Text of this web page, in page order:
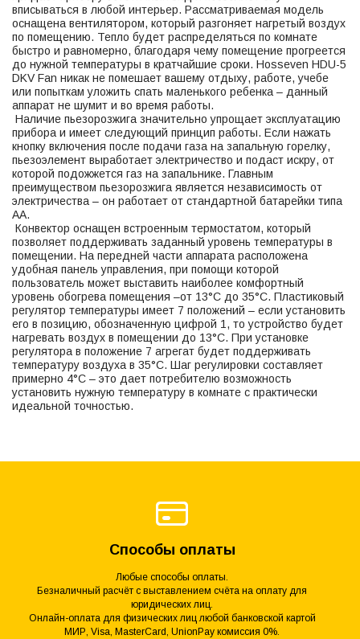
вписываться в любой интерьер. Рассматриваемая модель
оснащена вентилятором, который разгоняет нагретый воздух
по помещению. Тепло будет распределяться по комнате
быстро и равномерно, благодаря чему помещение прогреется
до нужной температуры в кратчайшие сроки. Hosseven HDU-5
DKV Fan никак не помешает вашему отдыху, работе, учебе
или попыткам уложить спать маленького ребенка – данный
аппарат не шумит и во время работы.
Наличие пьезорозжига значительно упрощает эксплуатацию
прибора и имеет следующий принцип работы. Если нажать
кнопку включения после подачи газа на запальную горелку,
пьезоэлемент выработает электричество и подаст искру, от
которой подожжется газ на запальнике. Главным
преимуществом пьезорозжига является независимость от
электричества – он работает от стандартной батарейки типа
АА.
Конвектор оснащен встроенным термостатом, который
позволяет поддерживать заданный уровень температуры в
помещении. На передней части аппарата расположена
удобная панель управления, при помощи которой
пользователь может выставить наиболее комфортный
уровень обогрева помещения –от 13°C до 35°C. Пластиковый
регулятор температуры имеет 7 положений – если установить
его в позицию, обозначенную цифрой 1, то устройство будет
нагревать воздух в помещении до 13°C. При установке
регулятора в положение 7 агрегат будет поддерживать
температуру воздуха в 35°C. Шаг регулировки составляет
примерно 4°C – это дает потребителю возможность
установить нужную температуру в комнате с практически
идеальной точностью.
Способы оплаты
Любые способы оплаты.
Безналичный расчёт с выставлением счёта на оплату для
юридических лиц.
Онлайн-оплата для физических лиц любой банковской картой
МИР, Visa, MasterCard, UnionPay комиссия 0%.